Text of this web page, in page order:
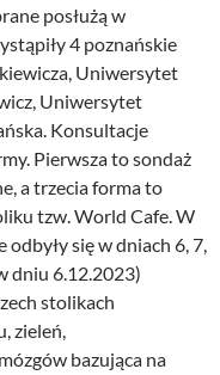
posłużą w
4 poznańskie
Uniwersytet
Uniwersytet
Konsultacje
Pierwsza to sondaż
a trzecia forma to
tzw. World Cafe. W
się w dniach 6, 7,
dniu 6.12.2023)
stolikach
zieleń,
bazująca na